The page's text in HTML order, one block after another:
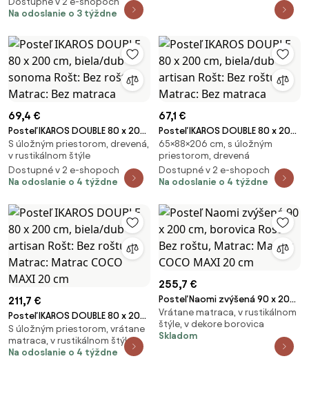
Na odoslanie o 3 týždne
69,4 €
Posteľ IKAROS DOUBLE 80 x 200
cm, biela/dub sonoma Rošt: Bez
roštu, Matrac: Bez matraca
S úložným priestorom, drevená,
v rustikálnom štýle
Dostupné v 2 e-shopoch
Na odoslanie o 4 týždne
67,1 €
Posteľ IKAROS DOUBLE 80 x 200
cm, biela/dub artisan Rošt: Bez
roštu, Matrac: Bez matraca
65×88×206 cm, s úložným
priestorom, drevená
Dostupné v 2 e-shopoch
Na odoslanie o 4 týždne
211,7 €
Posteľ IKAROS DOUBLE 80 x 200
cm, biela/dub artisan Rošt: Bez
roštu, Matrac: Matrac COCO
MAXI 20 cm
S úložným priestorom, vrátane
matraca, v rustikálnom štýle
Na odoslanie o 4 týždne
255,7 €
Posteľ Naomi zvýšená 90 x 200
cm, borovica Rošt: Bez roštu,
Matrac: Matrac COCO MAXI 20
cm
Vrátane matraca, v rustikálnom
štýle, v dekore borovica
Skladom